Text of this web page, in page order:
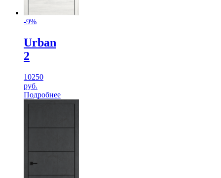
-9%
Urban
2
10250
руб.
Подробнее